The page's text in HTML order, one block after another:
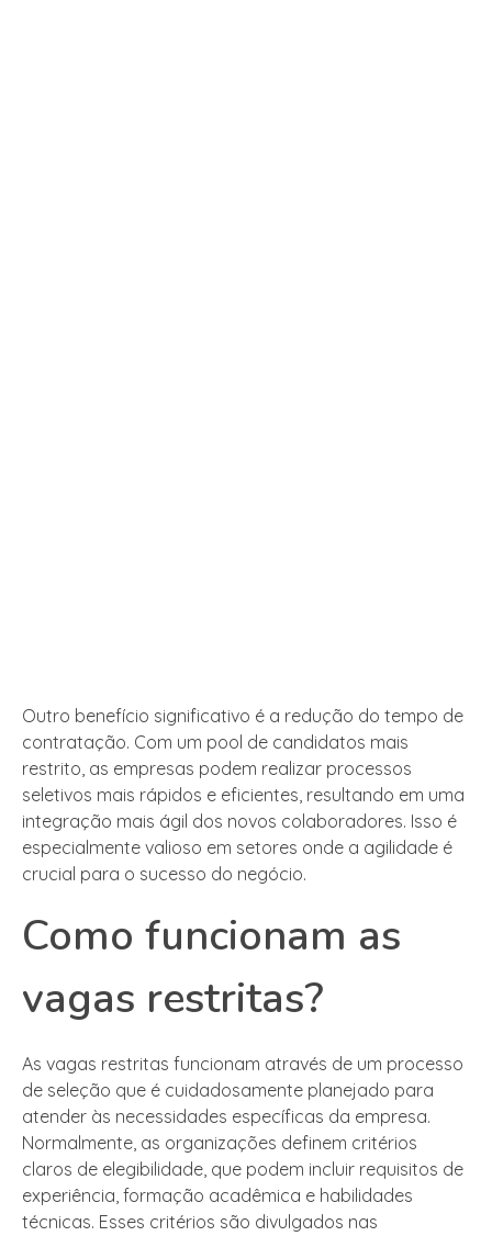
Outro benefício significativo é a redução do tempo de
contratação. Com um pool de candidatos mais
restrito, as empresas podem realizar processos
seletivos mais rápidos e eficientes, resultando em uma
integração mais ágil dos novos colaboradores. Isso é
especialmente valioso em setores onde a agilidade é
crucial para o sucesso do negócio.
Como funcionam as
vagas restritas?
As vagas restritas funcionam através de um processo
de seleção que é cuidadosamente planejado para
atender às necessidades específicas da empresa.
Normalmente, as organizações definem critérios
claros de elegibilidade, que podem incluir requisitos de
experiência, formação acadêmica e habilidades
técnicas. Esses critérios são divulgados nas